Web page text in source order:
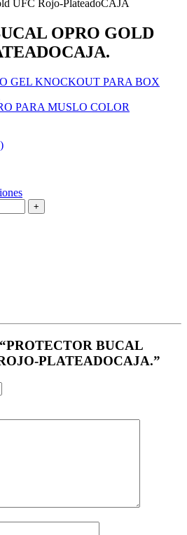
OPRO GOLD
GEL KNOCKOUT PARA BOX
PARA MUSLO COLOR
+
BUCAL
PLATEADOCAJA.”